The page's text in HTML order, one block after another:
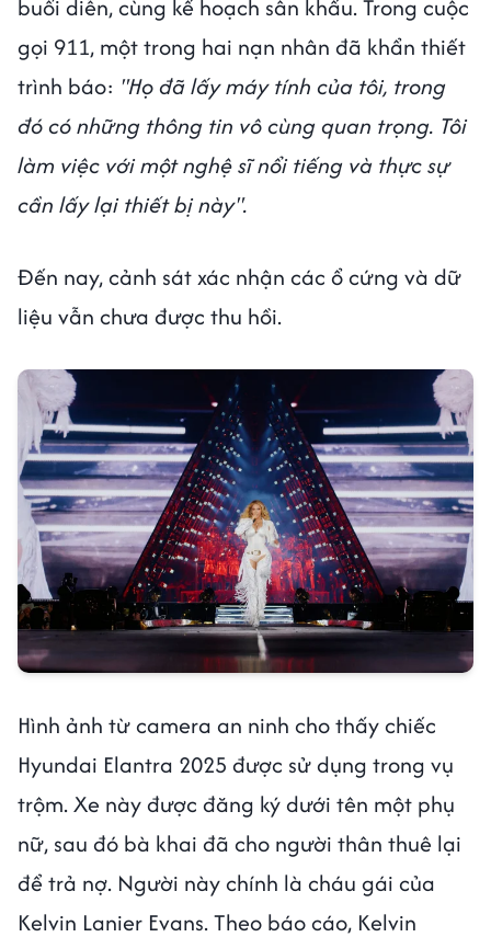
buổi diễn, cùng kế hoạch sân khấu. Trong cuộc
gọi 911, một trong hai nạn nhân đã khẩn thiết
trình báo: "Họ đã lấy máy tính của tôi, trong
đó có những thông tin vô cùng quan trọng. Tôi
làm việc với một nghệ sĩ nổi tiếng và thực sự
cần lấy lại thiết bị này".
Đến nay, cảnh sát xác nhận các ổ cứng và dữ
liệu vẫn chưa được thu hồi.
Hình ảnh từ camera an ninh cho thấy chiếc
Hyundai Elantra 2025 được sử dụng trong vụ
trộm. Xe này được đăng ký dưới tên một phụ
nữ, sau đó bà khai đã cho người thân thuê lại
để trả nợ. Người này chính là cháu gái của
Kelvin Lanier Evans. Theo báo cáo, Kelvin